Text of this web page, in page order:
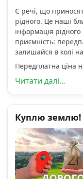
Є речі, що
рідного. Це наші
інформація
приємність:
залишайся в колі
Передплатна ціна
Читати далі...
Куплю землю!